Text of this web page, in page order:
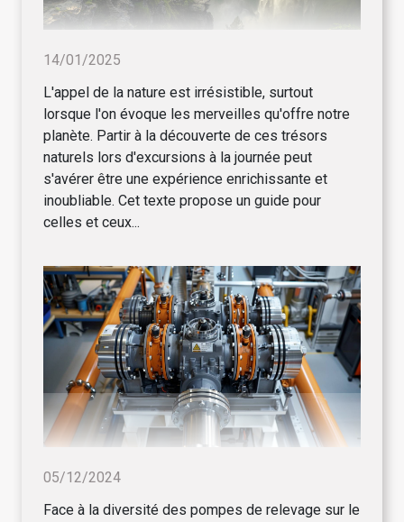
14/01/2025
L'appel de la nature est irrésistible, surtout
lorsque l'on évoque les merveilles qu'offre notre
planète. Partir à la découverte de ces trésors
naturels lors d'excursions à la journée peut
s'avérer être une expérience enrichissante et
inoubliable. Cet texte propose un guide pour
celles et ceux...
05/12/2024
Face à la diversité des pompes de relevage sur le